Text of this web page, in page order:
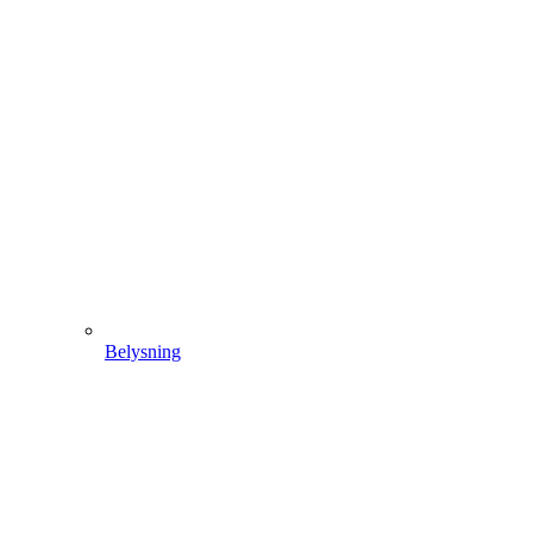
Belysning